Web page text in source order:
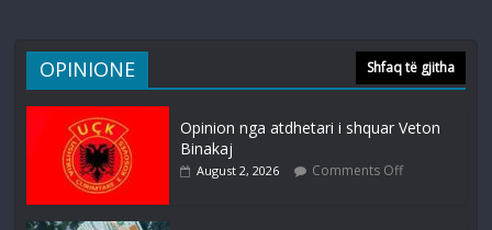
OPINIONE Shfaq të gjitha
Opinion nga atdhetari i shquar Veton
Binakaj
August 2, 2026 Comments Off